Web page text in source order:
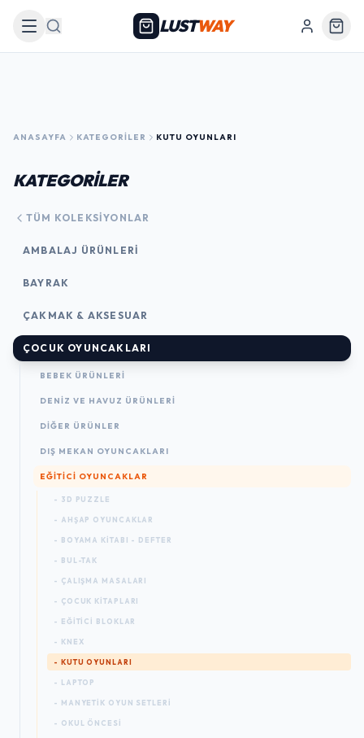
Arama LUSTWAY
ANASAYFA KATEGORILER KUTU OYUNLARI
KATEGORİLER
TÜM KOLEKSIYONLAR
AMBALAJ ÜRÜNLERI
BAYRAK
ÇAKMAK & AKSESUAR
ÇOCUK OYUNCAKLARI
BEBEK ÜRÜNLERI
DENIZ VE HAVUZ ÜRÜNLERI
DIĞER ÜRÜNLER
DIŞ MEKAN OYUNCAKLARI
EĞITICI OYUNCAKLAR
- 3D PUZZLE
- AHŞAP OYUNCAKLAR
- BOYAMA KITABI - DEFTER
- BUL-TAK
- ÇALIŞMA MASALARI
- ÇOCUK KITAPLARI
- EĞITICI BLOKLAR
- KNEX
- KUTU OYUNLARI
- LAPTOP
- MANYETIK OYUN SETLERI
- OKUL ÖNCESI